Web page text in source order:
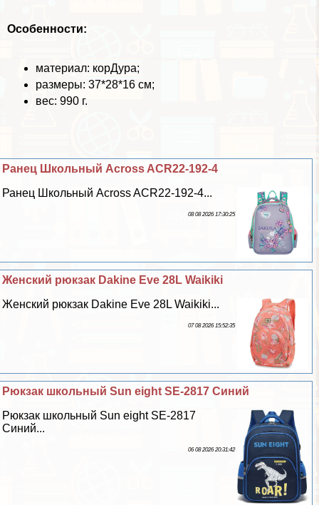
Особенности:
материал: корДypa;
размеры: 37*28*16 см;
вес: 990 г.
Ранец Школьный Across ACR22-192-4
Ранец Школьный Across ACR22-192-4...
08 08 2026 17:30:25
Женский рюкзак Dakine Eve 28L Waikiki
Женский рюкзак Dakine Eve 28L Waikiki...
07 08 2026 15:52:35
Рюкзак школьный Sun eight SE-2817 Синий
Рюкзак школьный Sun eight SE-2817
Синий...
06 08 2026 20:31:42